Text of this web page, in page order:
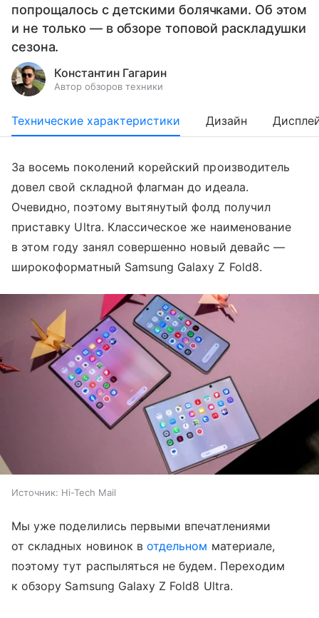
попрощалось с детскими болячками. Об этом
и не только — в обзоре топовой раскладушки
сезона.
Константин Гагарин
Автор обзоров техники
Технические характеристики Дизайн
За восемь поколений корейский производитель
довел свой складной флагман до идеала.
Очевидно, поэтому вытянутый фолд получил
приставку Ultra. Классическое же наименование
в этом году занял совершенно новый девайс —
широкоформатный Samsung Galaxy Z Fold8.
Источник: Hi-Tech Mail
Мы уже поделились первыми впечатлениями
от складных новинок вотдельном материале,
поэтому тут распыляться не будем. Переходим
к обзору Samsung Galaxy Z Fold8 Ultra.